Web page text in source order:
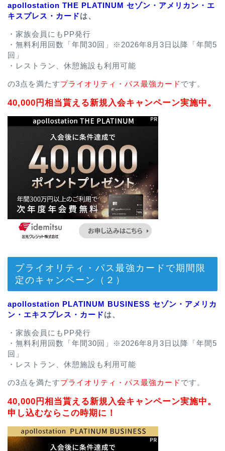
apollostation THE PLATINUM セゾン・アメリカン・エ
キスプレス・カードは、
・家族会員にもPP発行
・無料利用回数「年間30回」※2026年8月3日以降「年間5
回」
・レストラン、休憩施設も利用可能
の3点を満たすプライオリティ・パス最強カード です。
40,000円相当貰える新規入会キャンペーン実施中。
プライオリティ・パス最強カードで期間限
定のキャンペーン（２）
apollostation PLATINUM BUSINESS セゾン・アメリカ
ン・エキスプレス・カードは、
・家族会員にもPP発行
・無料利用回数「年間30回」※2026年8月3日以降「年間5
回」
・レストラン、休憩施設も利用可能
の3点を満たすプライオリティ・パス最強カード です。
40,000円相当貰える新規入会キャンペーン実施中。
申し込むならこの時期に！